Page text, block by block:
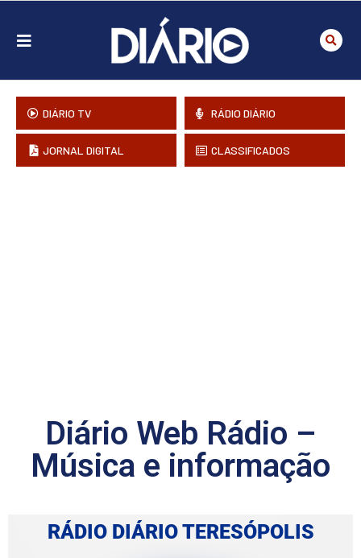
DIÁRIO TV RÁDIO DIÁRIO
JORNAL DIGITAL CLASSIFICADOS
Diário Web Rádio –
Música e informação